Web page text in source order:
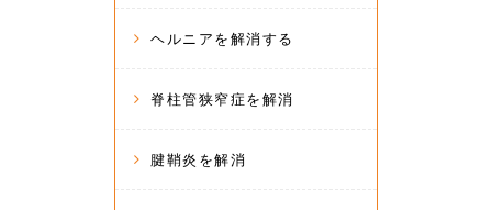
ヘルニアを解消する
脊柱管狭窄症を解消
腱鞘炎を解消